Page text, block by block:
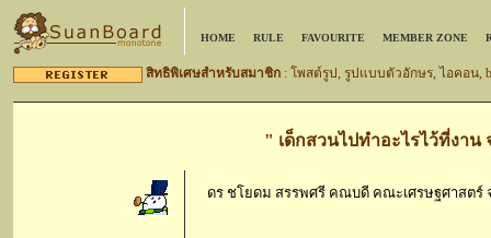
HOME RULE FAVOURITE MEMBER ZONE
สิทธิพิเศษสำหรับสมาชิก : โพสต์รูป, รูปแบบตัวอักษร, ไอคอน,
" เด็กสวนไปทำอะไรไว้ที่งาน
ดร ชโยดม สรรพศรี คณบดี คณะเศรษฐศาสตร์